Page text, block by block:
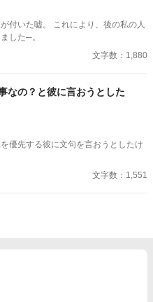
付いた嘘。 これにより、後の私の人
した─。
文字数：1,880
なの？と彼に言おうとした
優先する彼に文句を言おうとしたけ
文字数：1,551